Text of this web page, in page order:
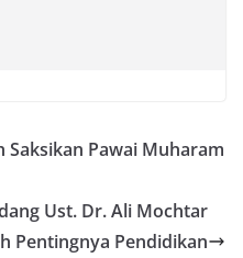
Saksikan Pawai Muharam
Ust. Dr. Ali Mochtar
Pentingnya Pendidikan